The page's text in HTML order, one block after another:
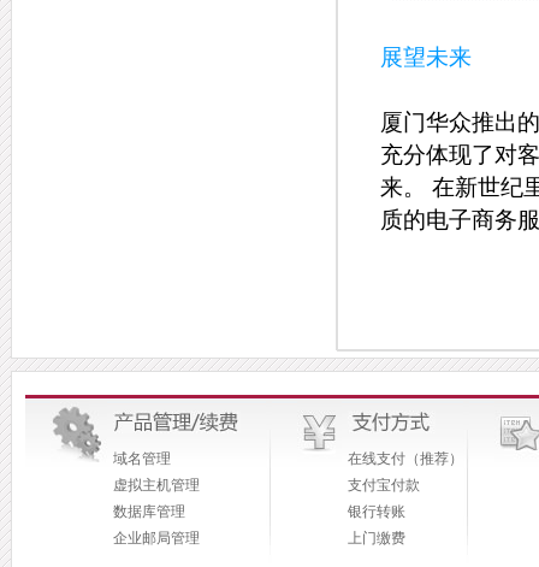
展望未来
厦门华众推出
充分体现了对
来。 在新世纪
质的电子商务
域名管理
虚拟主机管理
数据库管理
企业邮局管理
在线支付（推荐）
支付宝付款
银行转账
上门缴费